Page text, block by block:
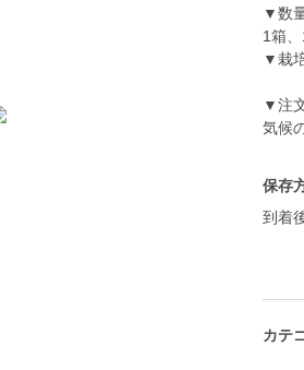
▼数
1箱
▼栽
▼注
保存
到着
カテ